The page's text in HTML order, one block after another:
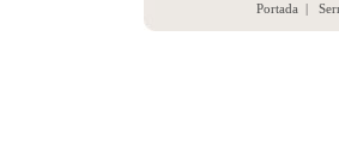
Portada |